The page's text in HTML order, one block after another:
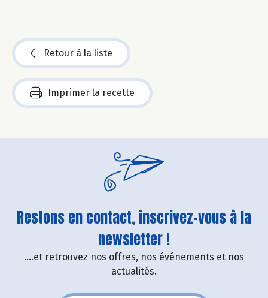
Retour à la liste
Imprimer la recette
Restons en contact, inscrivez-vous à la
newsletter !
....et retrouvez nos offres, nos événements et nos
actualités.